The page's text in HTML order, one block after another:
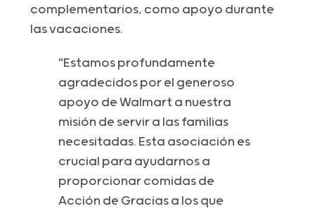
complementarios, como apoyo durante
las vacaciones.
"Estamos profundamente
agradecidos por el generoso
apoyo de Walmart a nuestra
misión de servir a las familias
necesitadas. Esta asociación es
crucial para ayudarnos a
proporcionar comidas de
Acción de Gracias a los que